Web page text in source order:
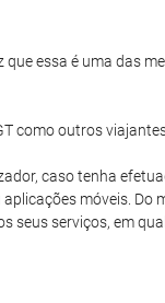
essa é uma das
como outros
caso tenha
móveis. Do
seus serviços, em